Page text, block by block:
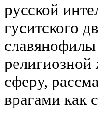
русской
гуситского
сферу,
врагами как